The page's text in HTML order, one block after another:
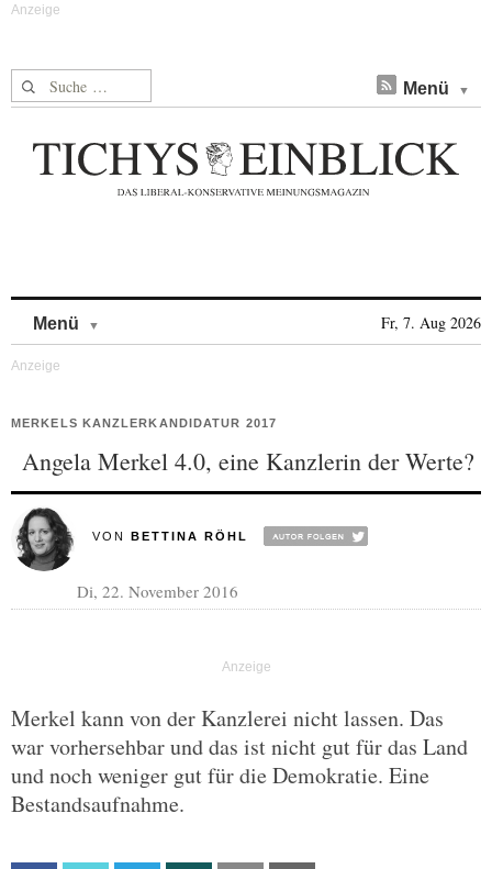
Suche nach: Menü
Menü Fr, 7. Aug 2026
MERKELS KANZLERKANDIDATUR 2017
Angela Merkel 4.0, eine Kanzlerin der Werte?
VON BETTINA RÖHL
Di, 22. November 2016
Merkel kann von der Kanzlerei nicht lassen. Das
war vorhersehbar und das ist nicht gut für das Land
und noch weniger gut für die Demokratie. Eine
Bestandsaufnahme.